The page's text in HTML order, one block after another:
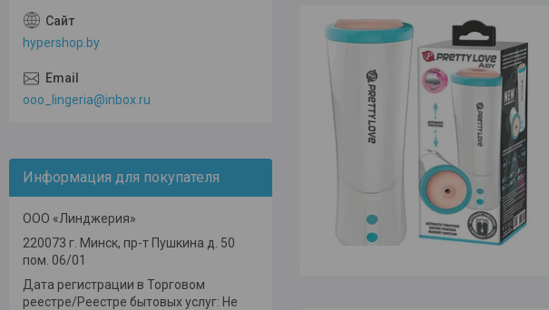
hypershop.by
ooo_lingeria@inbox.ru
Информация для покупателя
ООО «Линджерия»
220073 г. Минск, пр-т Пушкина д. 50
пом. 06/01
Дата регистрации в Торговом
реестре/Реестре бытовых услуг: Не